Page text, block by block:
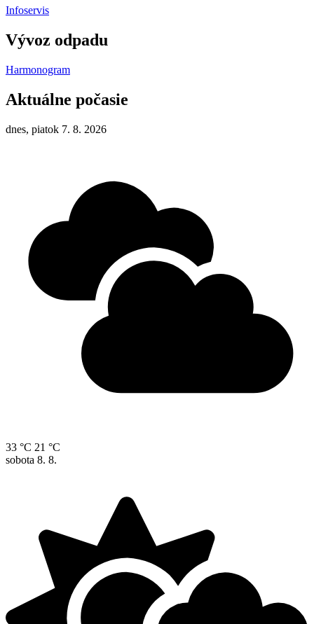
Infoservis
Vývoz odpadu
Harmonogram
Aktuálne počasie
dnes, piatok 7. 8. 2026
33 °C 21 °C
sobota 8. 8.